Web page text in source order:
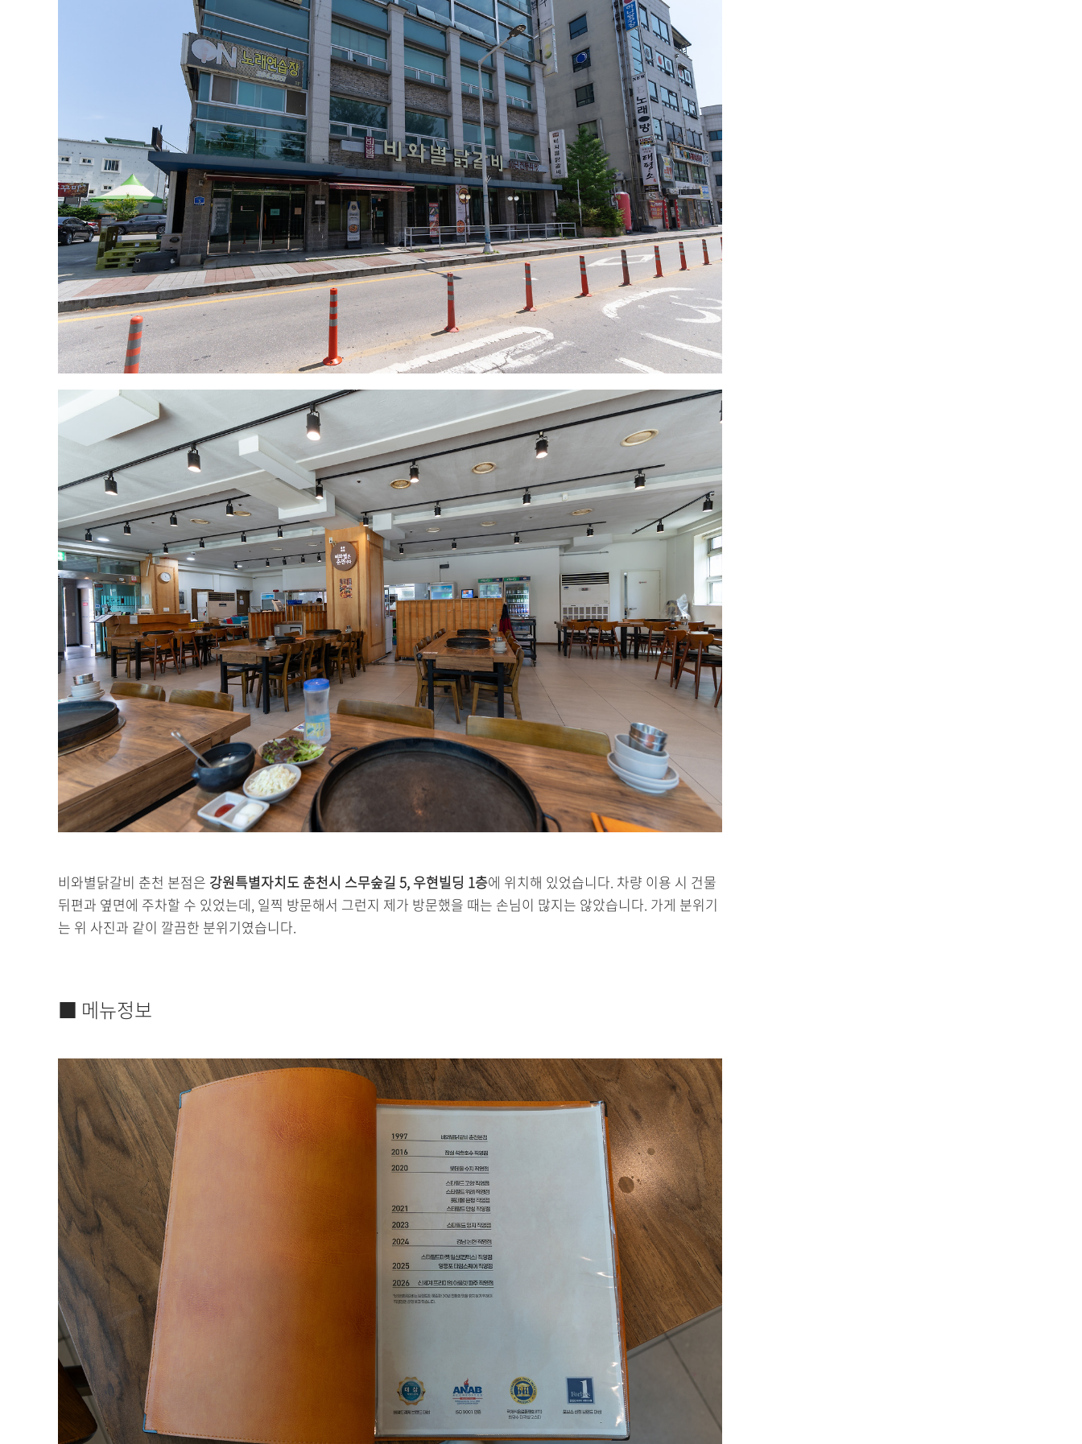
비와별닭갈비 춘천 본점은 강원특별자치도 춘천시 스무숲길 5, 우현빌딩 1층에 위치해 있었습니다. 차량 이용 시 건물
뒤편과 옆면에 주차할 수 있었는데, 일찍 방문해서 그런지 제가 방문했을 때는 손님이 많지는 않았습니다. 가게 분위기
는 위 사진과 같이 깔끔한 분위기였습니다.
■ 메뉴정보